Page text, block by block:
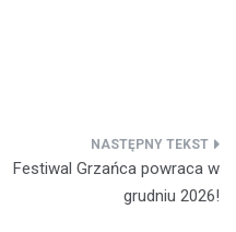
Festiwal Grzańca powraca w
grudniu 2026!